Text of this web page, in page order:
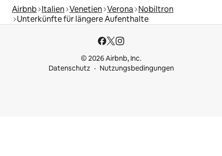
Airbnb Italien Venetien Verona Nobiltron
Unterkünfte für längere Aufenthalte
© 2026 Airbnb, Inc.
Datenschutz
Nutzungsbedingungen